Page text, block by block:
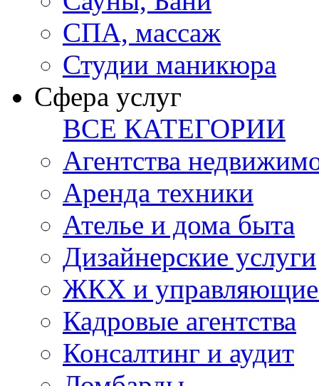
СПА, массаж
Студии маникюра
Сфера услуг
ВСЕ КАТЕГОРИИ
Агентства
Аренда техники
Ателье и дома быта
Дизайнерские услуги
ЖКХ и управляющие
Кадровые агентства
Консалтинг и аудит